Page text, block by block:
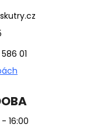
01
16:00